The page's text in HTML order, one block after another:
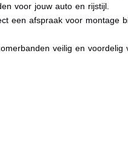
voor jouw auto en rijstijl.
een afspraak voor montage
veilig en